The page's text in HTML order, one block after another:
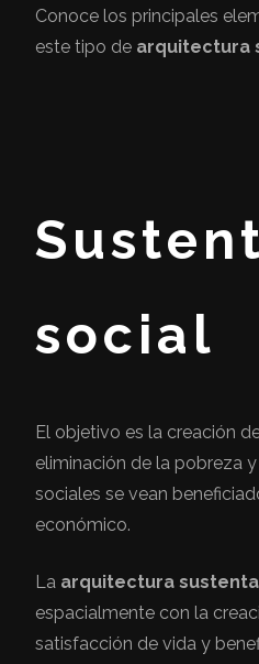
Conoce los principales
este tipo de arquitectura
social
El objetivo es la creación
eliminación de la pobreza
sociales se vean
económico.
La arquitectura
espacialmente con la
satisfacción de vida y